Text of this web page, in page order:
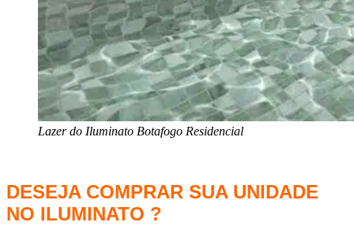
Lazer do Iluminato Botafogo Residencial
DESEJA COMPRAR SUA UNIDADE
NO ILUMINATO ?